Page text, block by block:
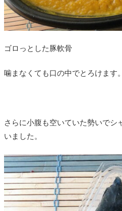
ゴロっとした豚軟骨
噛まなくても口の中でとろけます
さらに小腹も空いていた勢いでシ
いました。